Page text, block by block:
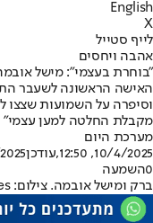
English
X
לייף סטייל
אהבה ויחסים
"בוחרת בעצמי": מישל
וסיפרה על השמועות שצצו
מקבלת החלטה למען עצמי"
מערכת היום
10/4/2025, 12:50
,עודכן12:50
0השמעה
ברק ומישל אובמה. צילום: GettyImages